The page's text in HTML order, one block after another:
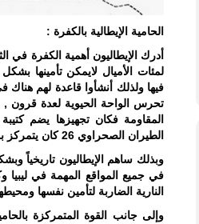
الحامية الإيطالية بالكفرة :
أدرك الإيطاليون أهمية الكفرة في
لمئات الأميال لايمكن تأمينها
فيها ولذلك أنشأوا قاعدة لهم هناك
تحرس الواحة الحيوية لعدة قرون
الطيران الصحراوي 26 كان يتمركز بمهبط مطار الجوف.
وبذلك ساهم الإيطاليون تاريخياً
في جميع المواقع المهمة في ليبيا
النارية الضاربة لتأمين نفسها
وإلى جانب القوة المتمركزة